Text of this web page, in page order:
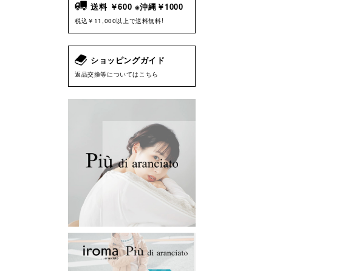
送料 ￥600 ※沖縄￥1000
税込￥11,000以上で送料無料!
ショッピングガイド
返品交換等についてはこちら